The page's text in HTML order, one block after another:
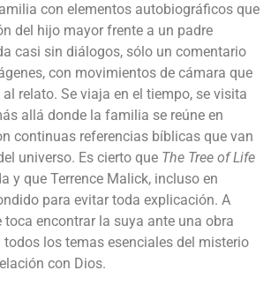
con elementos autobiográficos que
del hijo mayor frente a un padre
casi sin diálogos, sólo un comentario
con movimientos de cámara que
relato. Se viaja en el tiempo, se visita
allá donde la familia se reúne en
continuas referencias bíblicas que van
universo. Es cierto que The Tree of Life
y que Terrence Malick, incluso en
para evitar toda explicación. A
toca encontrar la suya ante una obra
los temas esenciales del misterio
con Dios.